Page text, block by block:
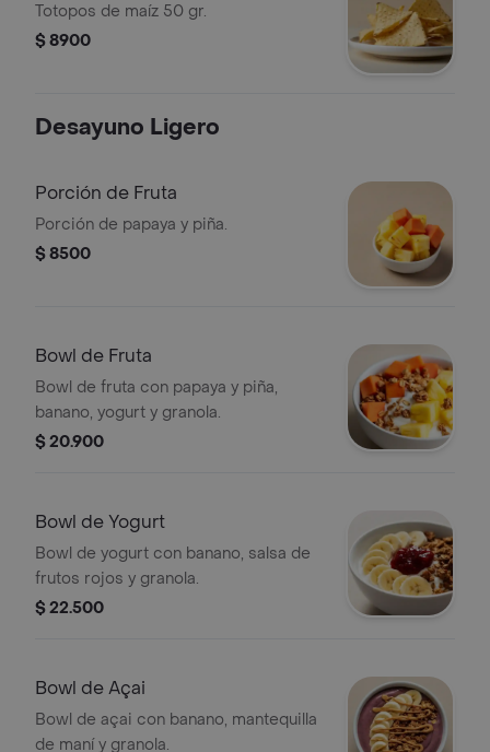
Totopos de maíz 50 gr.
$ 8900
Desayuno Ligero
Porción de Fruta
Porción de papaya y piña.
$ 8500
Bowl de Fruta
Bowl de fruta con papaya y piña,
banano, yogurt y granola.
$ 20.900
Bowl de Yogurt
Bowl de yogurt con banano, salsa de
frutos rojos y granola.
$ 22.500
Bowl de Açai
Bowl de açai con banano, mantequilla
de maní y granola.